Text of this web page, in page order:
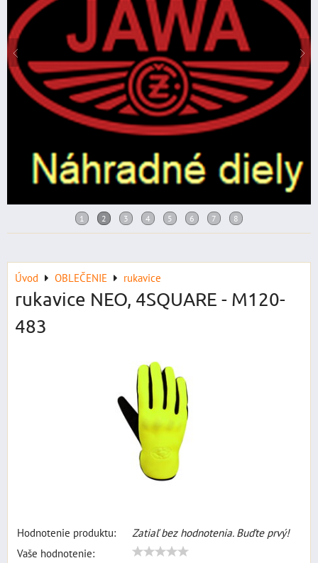
Úvod OBLEČENIE rukavice
rukavice NEO, 4SQUARE - M120-
483
Hodnotenie produktu:
Zatiaľ bez hodnotenia. Buďte prvý!
Vaše hodnotenie: